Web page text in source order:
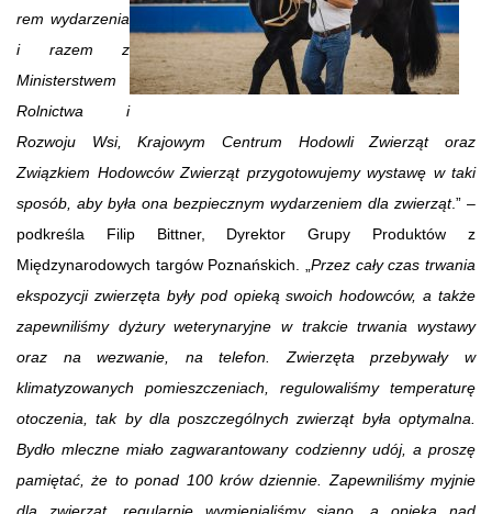
rem wydarzenia
i razem z
Ministerstwem
Rolnictwa i
Rozwoju Wsi, Krajowym Centrum Hodowli Zwierząt oraz
Związkiem Hodowców Zwierząt przygotowujemy wystawę w taki
sposób, aby była ona bezpiecznym wydarzeniem dla zwierząt.” –
podkreśla Filip Bittner, Dyrektor Grupy Produktów z
Międzynarodowych targów Poznańskich. „ Przez cały czas trwania
ekspozycji zwierzęta były pod opieką swoich hodowców, a także
zapewniliśmy dyżury weterynaryjne w trakcie trwania wystawy
oraz na wezwanie, na telefon. Zwierzęta przebywały w
klimatyzowanych pomieszczeniach, regulowaliśmy temperaturę
otoczenia, tak by dla poszczególnych zwierząt była optymalna.
Bydło mleczne miało zagwarantowany codzienny udój, a proszę
pamiętać, że to ponad 100 krów dziennie. Zapewniliśmy myjnie
dla zwierząt, regularnie wymienialiśmy siano, a opieka nad